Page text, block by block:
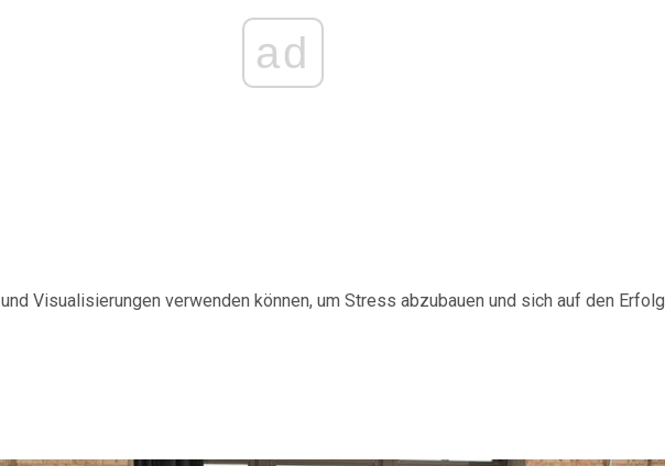
ad
und Visualisierungen verwenden können, um Stress abzubauen und sich auf den Erfolg